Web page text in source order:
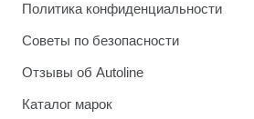
Политика конфиденциальности
Советы по безопасности
Отзывы об Autoline
Каталог марок